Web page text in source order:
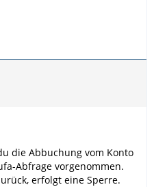
die Abbuchung vom Konto
Abfrage vorgenommen.
erfolgt eine Sperre.